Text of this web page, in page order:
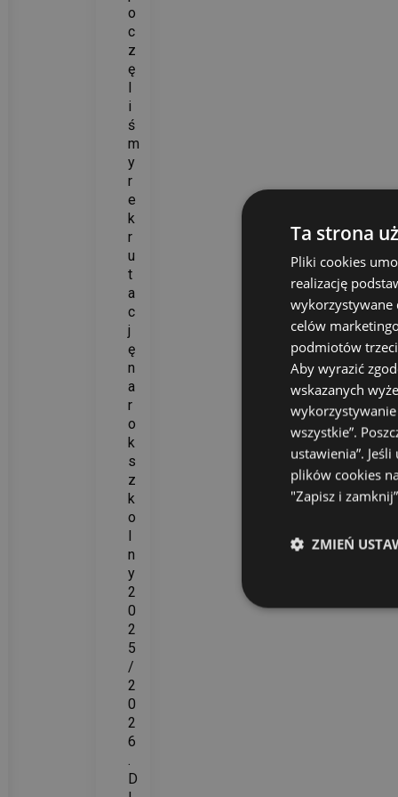
o
c
z
ę
l
i
ś
m
y
r
e
k
r
u
t
a
c
j
ę
n
a
r
o
k
s
z
k
o
l
n
y
2
0
2
5
/
2
0
2
6
.
D
Ta strona
Pliki cookies
realizację
wykorzystywane
celów
podmiotów
Aby wyrazić
wskazanych
wszystkie”.
ustawienia”.
plików cookies
"Zapisz i
ZMIEŃ